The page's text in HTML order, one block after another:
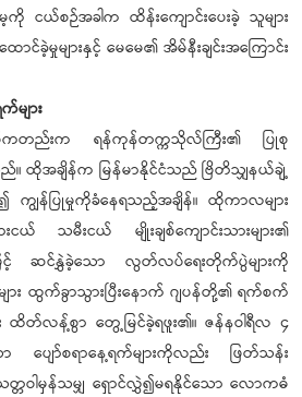
ကို ငယ်စဉ်အခါက ထိန်းကျောင်းပေးခဲ့ သူများ
င်ခဲ့မှုများနှင့် မေမေ၏ အိမ်နီးချင်းအကြောင်း
များ
တည်းက ရန်ကုန်တက္ကသိုလ်ကြီး၏ ပြုစု
။ ထိုအချိန်က မြန်မာနိုင်ငံသည် ဗြိတိသျှနယ်ချဲ့
ျွန်ပြုမှုကိုခံနေရသည့်အချိန်။ ထိုကာလများ
သမီးငယ် မျိုးချစ်ကျောင်းသားများ၏
ဆင်နွှဲခဲ့သော လွတ်လပ်ရေးတိုက်ပွဲများကို
များ ထွက်ခွာသွားပြီးနောက် ဂျပန်တို့၏ ရက်စက်
တ်လန့်စွာ တွေ့မြင်ခဲ့ရဖူး၏။ ဇန်နဝါရီလ ၄
ျော်စရာနေ့ရက်များကိုလည်း ဖြတ်သန်း
တဝါမှန်သမျှ ရှောင်လွှဲ၍မရနိုင်သော လောကဓံ